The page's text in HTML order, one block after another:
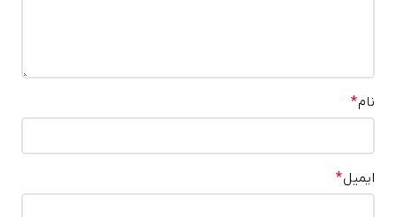
نام*
ایمیل*